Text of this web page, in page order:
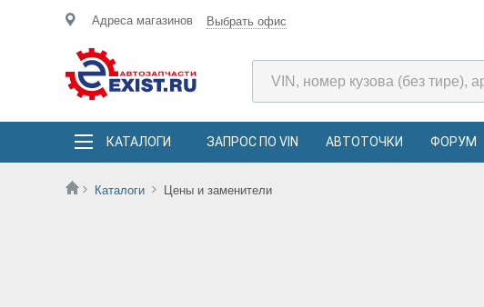
Адреса магазинов Выбрать офис
КАТАЛОГИ ЗАПРОС ПО VIN АВТОТОЧКИ ФОРУМ
Каталоги Цены и заменители